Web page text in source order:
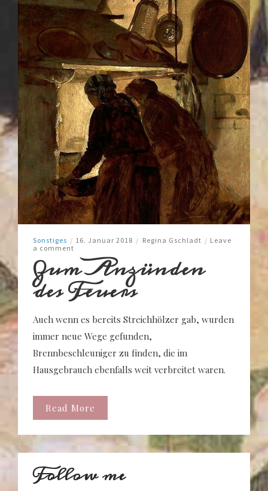
Sonstiges / 16. Januar 2018 / Regina Gschladt / Leave
a comment
Zum Anzünden
des Feuers
Auch wenn es bereits Streichhölzer gab, wurden
immer neue Wege gefunden,
Brennbeschleuniger zu finden, die im
Hausgebrauch ebenfalls weit verbreitet waren.
Read More
Follow me